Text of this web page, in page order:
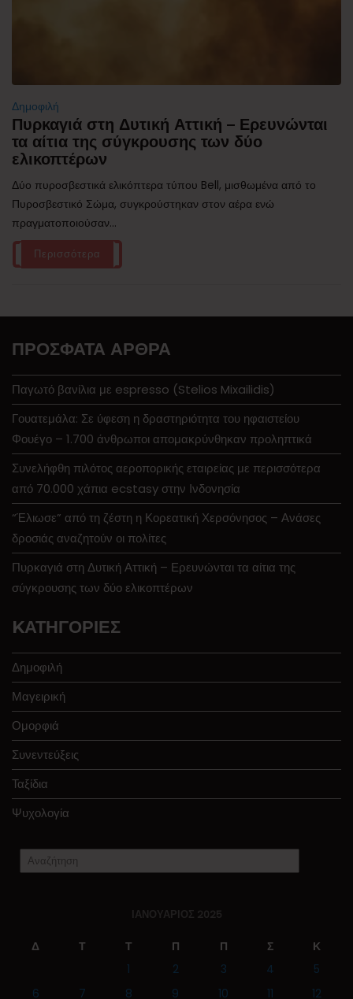
Δημοφιλή
Πυρκαγιά στη Δυτική Αττική – Ερευνώνται
τα αίτια της σύγκρουσης των δύο
ελικοπτέρων
Δύο πυροσβεστικά ελικόπτερα τύπου Bell, μισθωμένα από το
Πυροσβεστικό Σώμα, συγκρούστηκαν στον αέρα ενώ
πραγματοποιούσαν...
Περισσότερα
ΠΡΌΣΦΑΤΑ ΆΡΘΡΑ
Παγωτό βανίλια με espresso (Stelios Mixailidis)
Γουατεμάλα: Σε ύφεση η δραστηριότητα του ηφαιστείου
Φουέγο – 1.700 άνθρωποι απομακρύνθηκαν προληπτικά
Συνελήφθη πιλότος αεροπορικής εταιρείας με περισσότερα
από 70.000 χάπια ecstasy στην Ινδονησία
“Έλιωσε” από τη ζέστη η Κορεατική Χερσόνησος – Ανάσες
δροσιάς αναζητούν οι πολίτες
Πυρκαγιά στη Δυτική Αττική – Ερευνώνται τα αίτια της
σύγκρουσης των δύο ελικοπτέρων
KΑΤΗΓΟΡΊΕΣ
Δημοφιλή
Μαγειρική
Ομορφιά
Συνεντεύξεις
Ταξίδια
Ψυχολογία
ΙΑΝΟΥΆΡΙΟΣ 2025
Δ Τ Τ Π Π Σ
Κ
1
2 3 4
5
6
7 8 9 10 11 12